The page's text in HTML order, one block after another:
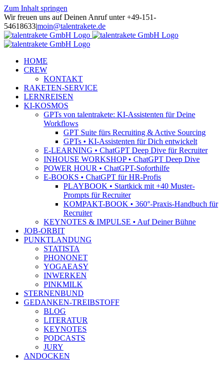
Zum Inhalt springen
Wir freuen uns auf Deinen Anruf unter +49-151-
54618633|moin@talentrakete.de
HOME
CREW
KONTAKT
RAKETEN-SERVICE
LERNREISEN
KI-KOSMOS
GPTs von talentrakete: KI-Assistenten für Deine
Workflows
GPT Suite fürs Recruiting & Active Sourcing
GPTs • KI-Assistenten für Dich entwickelt
E-LEARNING • ChatGPT Deep Dive für Recruiter
INHOUSE WORKSHOP • ChatGPT Deep Dive
POWER HOUR • ChatGPT-Soforthilfe
E-BOOKS • ChatGPT für HR-Profis
PLAYBOOK • Startkick mit +40 Muster-
Prompts für Recruiter
KOMPAKT-BOOK • 360°-Praxis-Handbuch für
Recruiter
KEYNOTES & IMPULSE • Auf Deiner Bühne
JOB-ORBIT
PUNKTLANDUNG
STATISTA
PHONONET
YOGAEASY
INWERKEN
PINKMILK
STERNENBUND
GEDANKEN-TREIBSTOFF
BLOG
LITERATUR
KEYNOTES
PODCASTS
JURY
ANDOCKEN